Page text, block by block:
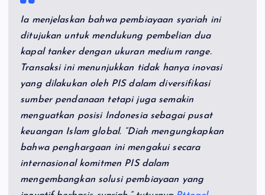
Ia menjelaskan bahwa pembiayaan syariah ini
ditujukan untuk mendukung pembelian dua
kapal tanker dengan ukuran medium range.
Transaksi ini menunjukkan tidak hanya inovasi
yang dilakukan oleh PIS dalam diversifikasi
sumber pendanaan tetapi juga semakin
menguatkan posisi Indonesia sebagai pusat
keuangan Islam global. “Diah mengungkapkan
bahwa penghargaan ini mengakui secara
internasional komitmen PIS dalam
mengembangkan solusi pembiayaan yang